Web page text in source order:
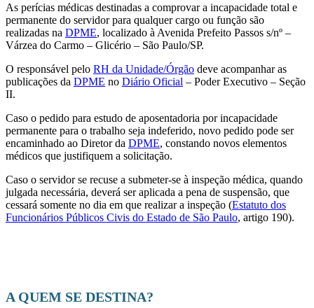
As perícias médicas destinadas a comprovar a incapacidade total e
permanente do servidor para qualquer cargo ou função são
realizadas na DPME, localizado à Avenida Prefeito Passos s/nº –
Várzea do Carmo – Glicério – São Paulo/SP.
O responsável pelo RH da Unidade/Órgão deve acompanhar as
publicações da DPME no Diário Oficial – Poder Executivo – Seção
II.
Caso o pedido para estudo de aposentadoria por incapacidade
permanente para o trabalho seja indeferido, novo pedido pode ser
encaminhado ao Diretor da DPME, constando novos elementos
médicos que justifiquem a solicitação.
Caso o servidor se recuse a submeter-se à inspeção médica, quando
julgada necessária, deverá ser aplicada a pena de suspensão, que
cessará somente no dia em que realizar a inspeção (Estatuto dos
Funcionários Públicos Civis do Estado de São Paulo, artigo 190).
A QUEM SE DESTINA?